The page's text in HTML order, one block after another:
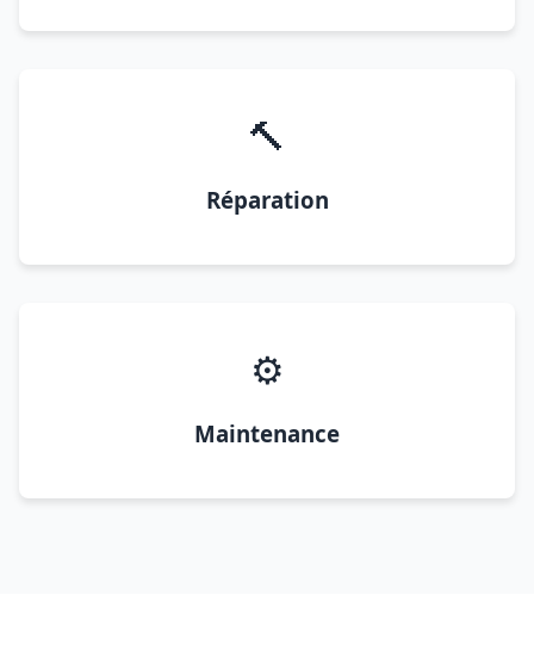
🔨
Réparation
⚙️
Maintenance